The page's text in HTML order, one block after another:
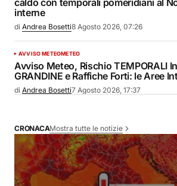
caldo con temporali pomeridiani al
interne
di Andrea Bosetti8 Agosto 2026, 07:26
AVVISO METEOMETEO
Avviso Meteo, Rischio TEMPORALI
GRANDINE e Raffiche Forti: le Aree
di Andrea Bosetti7 Agosto 2026, 17:37
CRONACAMostra tutte le notizie